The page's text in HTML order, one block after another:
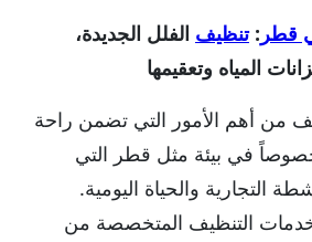
قطر: تنظيفالفلل الجديدة،
المياه وتعقيمها
من أهم الأمور التي تضمن راحة
خصوصاً في بيئة مثل قطر التي
التجارية والحياة اليومية.
التنظيف المتخصصة من